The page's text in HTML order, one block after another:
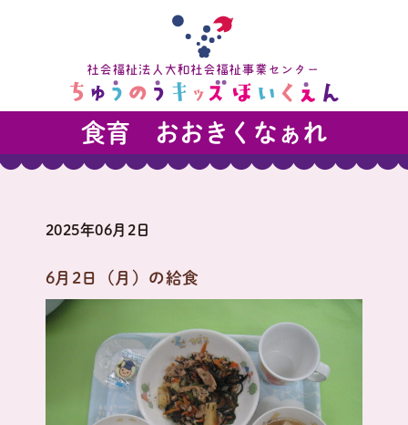
食育 おおきくなぁれ
2025年06月2日
6月2日（月）の給食